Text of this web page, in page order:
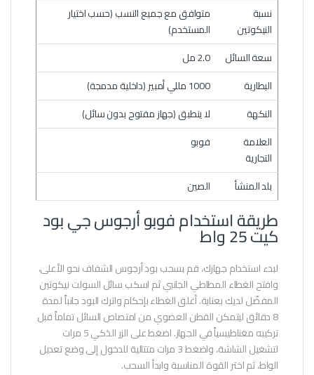
نسبة
النيكوتين
متوافق مع جميع النسب (حسب اختيار
المستخدم)
سعة السائل
2.0 مل
البطارية
1000 مللي أمبير (داخلية مدمجة)
النكهة
لا ينطبق (جهاز مفتوح بدون سائل)
العلامة
التجارية
فوبو
بلد المنشأ الصين
طريقة استخدام فوبو أرجوس جي بود
كيت 25 واط
لبدء استخدام جهازك، قم بسحب بود أرجوس الشفاف نحو الأعلى،
وافتح الغطاء المطاطي الجانبي ثم اسكب سائل السولت نيكوتين
المفضّل لديك بعناية. أغلق الغطاء بإحكام واترك البود جانباً لمدة
8 دقائق ليتمكن القطن العضوي من امتصاص السائل تماماً قبل
تركيبه مغناطيسياً في الجهاز. اضغط على الزر الذكي 5 مرات
لتشغيل الشاشة، واضغط 3 مرات متتالية للدخول إلى وضع تعديل
الواط، ثم اختر القوة المناسبة وابدأ السحب.